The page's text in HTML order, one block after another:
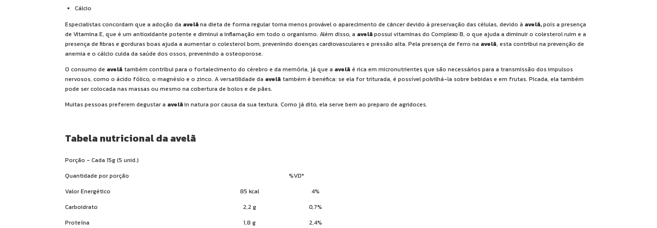
Cálcio
Especialistas concordam que a adoção da avelãna dieta de forma regular torna menos provável o aparecimento de câncer devido à preservação das células, devido à avelã,pois a presença
de Vitamina E, que é um antioxidante potente e diminui a inflamação em todo o organismo. Além disso, a avelãpossui vitaminas do Complexo B, o que ajuda a diminuir o colesterol ruim e a
presença de fibras e gorduras boas ajuda a aumentar o colesterol bom, prevenindo doenças cardiovasculares e pressão alta. Pela presença de ferro na avelã, esta contribui na prevenção de
anemia e o cálcio cuida da saúde dos ossos, prevenindo a osteoporose.
O consumo de avelã também contribui para o fortalecimento do cérebro e da memória, já que a avelã é rica em micronutrientes que são necessários para a transmissão dos impulsos
nervosos, como o ácido fólico, o magnésio e o zinco. A versatilidade da avelã também é benéfica: se ela for triturada, é possível polvilhá-la sobre bebidas e em frutas. Picada, ela também
pode ser colocada nas massas ou mesmo na cobertura de bolos e de pães.
Muitas pessoas preferem degustar a avelãin natura por causa da sua textura. Como já dito, ela serve bem ao preparo de agridoces.
Tabela nutricional da avelã
Porção - Cada 15g (5 unid.)
Quantidade por porção
%VD*
Valor Energético
85 kcal
4%
Carboidrato
2,2 g
0,7%
Proteína
1,8 g
2,4%